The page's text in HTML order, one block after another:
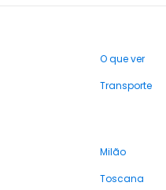
O que ver
Transporte
Milão
Toscana